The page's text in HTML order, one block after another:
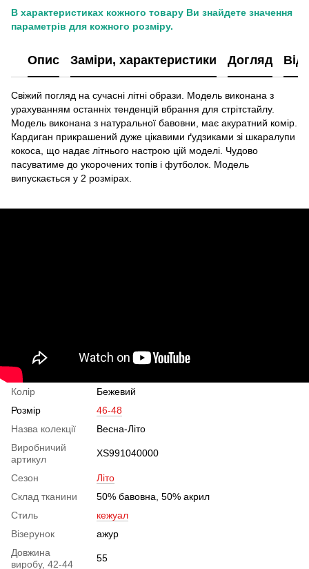
В характеристиках кожного товару Ви знайдете значення
параметрів для кожного розміру.
Опис Заміри, характеристики Догляд
Свіжий погляд на сучасні літні образи. Модель виконана з
урахуванням останніх тенденцій вбрання для стрітстайлу.
Модель виконана з натуральної бавовни, має акуратний комір.
Кардиган прикрашений дуже цікавими ґудзиками зі шкаралупи
кокоса, що надає літнього настрою цій моделі. Чудово
пасуватиме до укорочених топів і футболок. Модель
випускається у 2 розмірах.
Колір
Бежевий
Розмір
46-48
Назва колекції
Весна-Літо
Виробничий
артикул
XS991040000
Сезон
Літо
Склад тканини
50% бавовна, 50% акрил
Стиль
кежуал
Візерунок
ажур
Довжина
виробу, 42-44
55